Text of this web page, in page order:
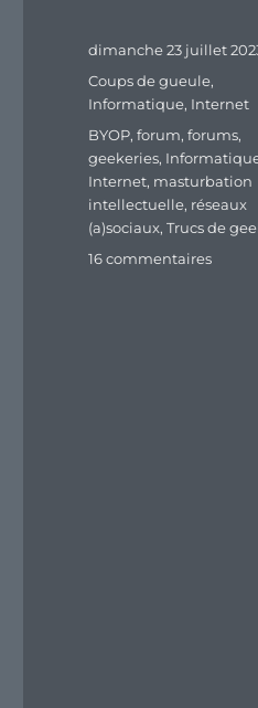
Publié
dimanche 23 juillet
Catégories
Coups de gueule,
Informatique, Internet
Étiquettes
BYOP,forum,forums,
geekeries,
Internet, masturbation
intellectuelle, réseaux
(a)sociaux,Trucs de
16 commentairessur